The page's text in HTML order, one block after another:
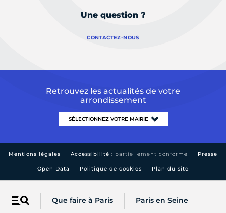
Menu Que faire à Paris Paris en Seine
Une question ?
CONTACTEZ-NOUS
Retrouvez les actualités de votre
arrondissement
Mentions légales Accessibilité : partiellement conforme Presse
Open Data Politique de cookies Plan du site